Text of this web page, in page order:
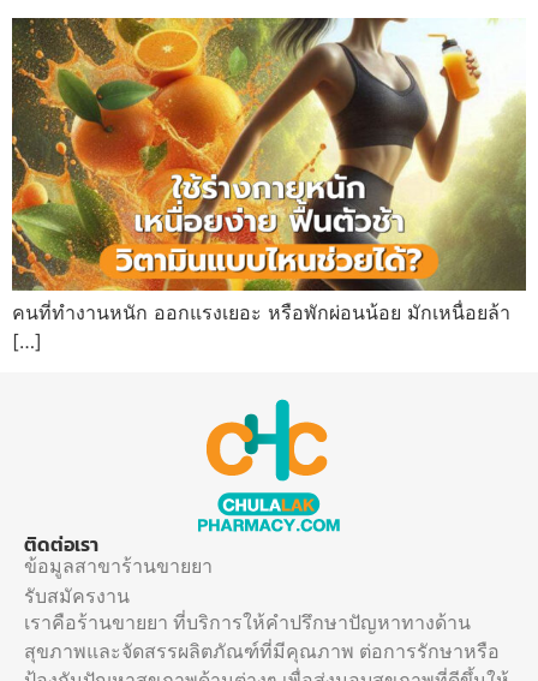
คนที่ทำงานหนัก ออกแรงเยอะ หรือพักผ่อนน้อย มักเหนื่อยล้า
[…]
ติดต่อเรา
ข้อมูลสาขาร้านขายยา
รับสมัครงาน
เราคือร้านขายยา ที่บริการให้คำปรึกษาปัญหาทางด้าน
สุขภาพและจัดสรรผลิตภัณฑ์ที่มีคุณภาพ ต่อการรักษาหรือ